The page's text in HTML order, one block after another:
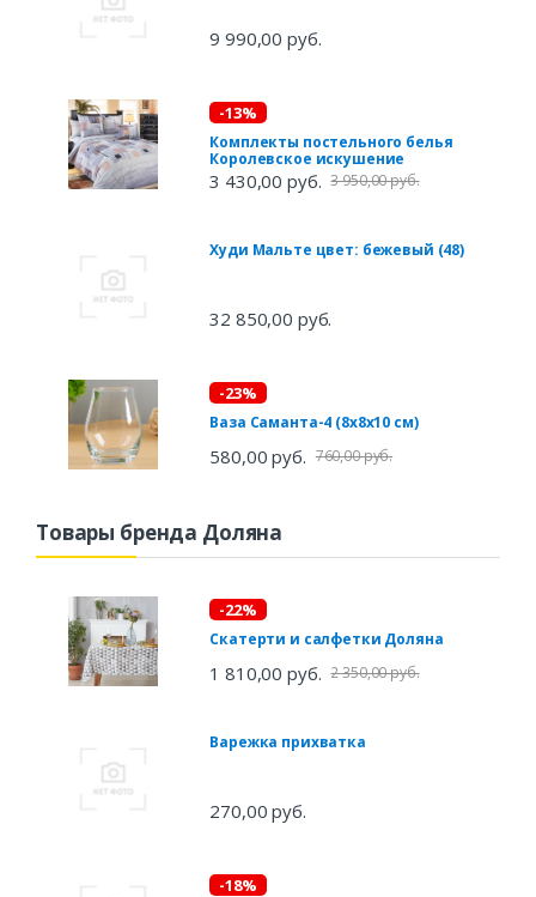
9 990,00 руб.
-13%
Комплекты постельного белья
Королевское искушение
3 430,00 руб. 3 950,00 руб.
Худи Мальте цвет: бежевый (48)
32 850,00 руб.
-23%
Ваза Саманта-4 (8х8х10 см)
580,00 руб. 760,00 руб.
Товары бренда Доляна
-22%
Скатерти и салфетки Доляна
1 810,00 руб. 2 350,00 руб.
Варежка прихватка
270,00 руб.
-18%